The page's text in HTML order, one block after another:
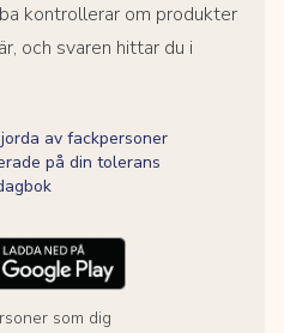
kontrollerar om produkter
och svaren hittar du i
av fackpersoner
på din tolerans
som dig